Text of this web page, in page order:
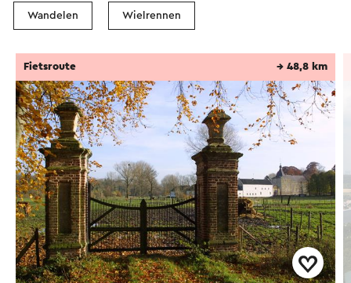
Wandelen Wielrennen
Fietsroute → 48,8 km